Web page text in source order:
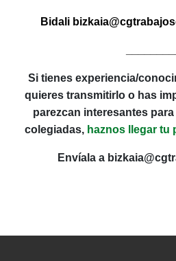
Bidali
Si tienes experiencia/
quieres transmitirlo o has
parezcan interesantes
colegiadas, haznos llegar tu
Envíala a